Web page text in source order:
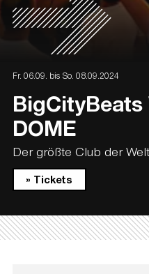
Fr. 06.09. bis So. 08.09.2024
BigCityBeats
DOME
Der größte Club der
» Tickets